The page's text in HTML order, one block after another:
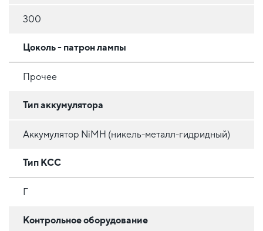
300
Цоколь - патрон лампы
Прочее
Тип аккумулятора
Аккумулятор NiMH (никель-металл-гидридный)
Тип КСС
Г
Контрольное оборудование